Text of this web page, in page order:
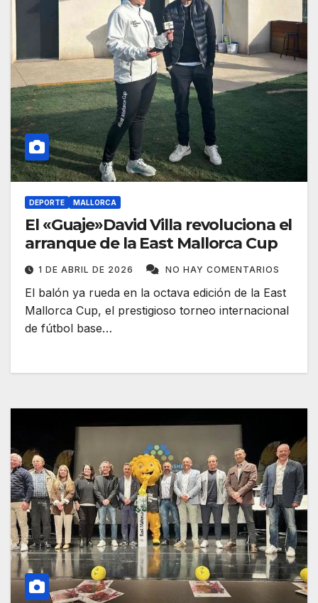
DEPORTE MALLORCA
El «Guaje»David Villa revoluciona el
arranque de la East Mallorca Cup
1 DE ABRIL DE 2026 NO HAY COMENTARIOS
El balón ya rueda en la octava edición de la East
Mallorca Cup, el prestigioso torneo internacional
de fútbol base…